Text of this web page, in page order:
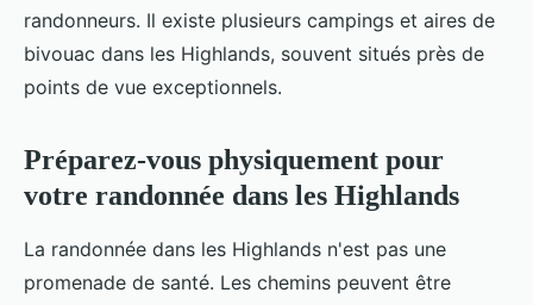
randonneurs. Il existe plusieurs campings et aires de
bivouac dans les Highlands, souvent situés près de
points de vue exceptionnels.
Préparez-vous physiquement pour
votre randonnée dans les Highlands
La randonnée dans les Highlands n'est pas une
promenade de santé. Les chemins peuvent être